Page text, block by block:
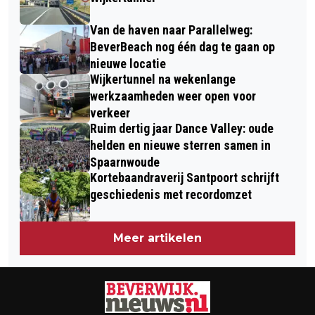
DIERENDORP HEEMSKERK
Van de haven naar Parallelweg:
BeverBeach nog één dag te gaan op
nieuwe locatie
Wijkertunnel na wekenlange
werkzaamheden weer open voor
verkeer
Ruim dertig jaar Dance Valley: oude
helden en nieuwe sterren samen in
Spaarnwoude
Kortebaandraverij Santpoort schrijft
geschiedenis met recordomzet
Meer artikelen